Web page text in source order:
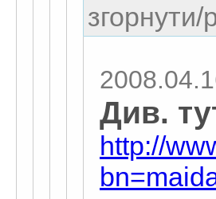
згорнути/
Див.
http://